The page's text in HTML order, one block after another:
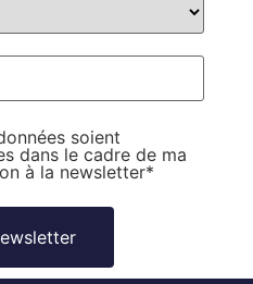
soient
dans le cadre de ma
à la newsletter*